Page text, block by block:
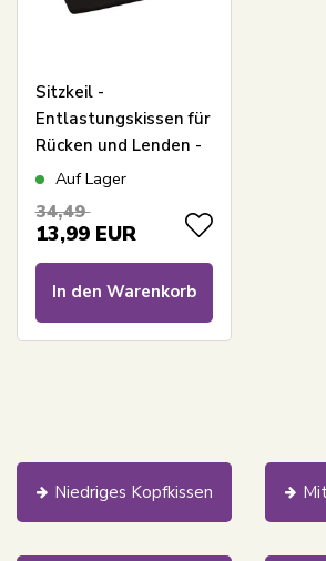
Sitzkeil -
Entlastungskissen für
Rücken und Lenden -
Höhe 6-2 cm - Borg
Seitenkissen
Auf Lager
34,49
13,99 EUR
In den Warenkorb
Niedriges Kopfkissen